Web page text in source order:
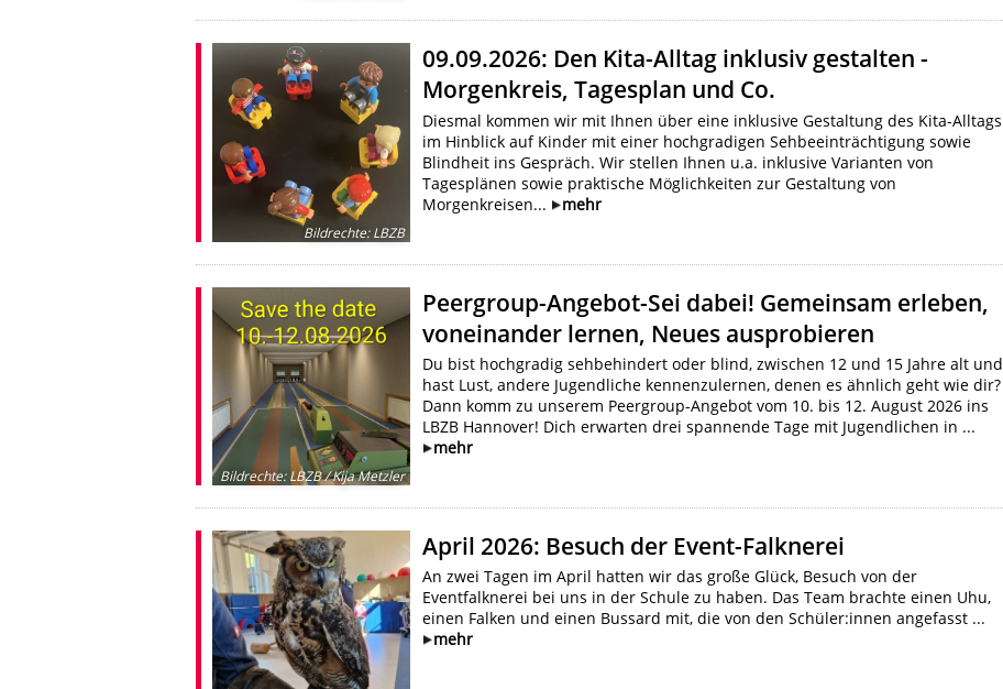
Bildrechte:LBZB
09.09.2026: Den Kita-Alltag inklusiv gestalten -
Morgenkreis, Tagesplan und Co.
Diesmal kommen wir mit Ihnen über eine inklusive Gestaltung des Kita-Alltags
im Hinblick auf Kinder mit einer hochgradigen Sehbeeinträchtigung sowie
Blindheit ins Gespräch. Wir stellen Ihnen u.a. inklusive Varianten von
Tagesplänen sowie praktische Möglichkeiten zur Gestaltung von
Morgenkreisen...
mehr
Bildrechte:LBZB / Kija Metzler
Peergroup-Angebot-Sei dabei! Gemeinsam erleben,
voneinander lernen, Neues ausprobieren
Du bist hochgradig sehbehindert oder blind, zwischen 12 und 15 Jahre alt und
hast Lust, andere Jugendliche kennenzulernen, denen es ähnlich geht wie dir?
Dann komm zu unserem Peergroup-Angebot vom 10. bis 12. August 2026 ins
LBZB Hannover! Dich erwarten drei spannende Tage mit Jugendlichen in ...
mehr
April 2026: Besuch der Event-Falknerei
An zwei Tagen im April hatten wir das große Glück, Besuch von der
Eventfalknerei bei uns in der Schule zu haben. Das Team brachte einen Uhu,
einen Falken und einen Bussard mit, die von den Schüler:innen angefasst ...
mehr